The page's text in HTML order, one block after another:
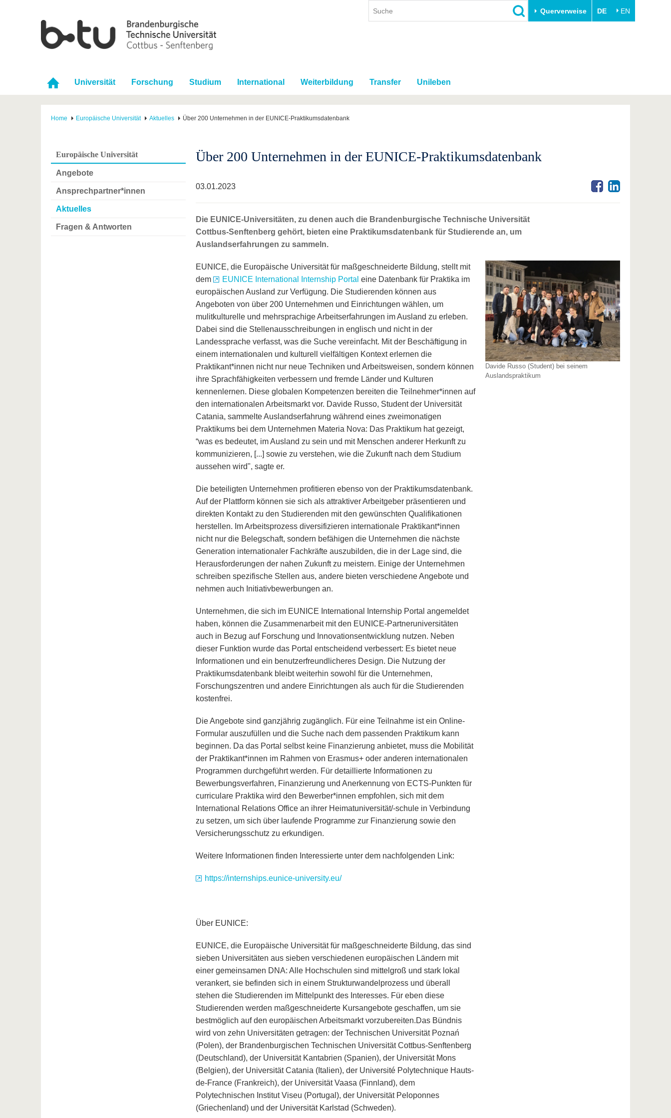
Querverweise DE EN
Universität Forschung Studium International Weiterbildung Transfer Unileben
Home Europäische Universität Aktuelles Über 200 Unternehmen in der EUNICE-Praktikumsdatenbank
Europäische Universität
Angebote
Ansprechpartner*innen
Aktuelles
Fragen & Antworten
Über 200 Unternehmen in der EUNICE-Praktikumsdatenbank
03.01.2023
Die EUNICE-Universitäten, zu denen auch die Brandenburgische Technische Universität
Cottbus-Senftenberg gehört, bieten eine Praktikumsdatenbank für Studierende an, um
Auslandserfahrungen zu sammeln.
EUNICE, die Europäische Universität für maßgeschneiderte Bildung, stellt mit
dem
EUNICE International Internship Portal eine Datenbank für Praktika im
europäischen Ausland zur Verfügung. Die Studierenden können aus
Angeboten von über 200 Unternehmen und Einrichtungen wählen, um
mulitkulturelle und mehrsprachige Arbeitserfahrungen im Ausland zu erleben.
Dabei sind die Stellenausschreibungen in englisch und nicht in der
Landessprache verfasst, was die Suche vereinfacht. Mit der Beschäftigung in
einem internationalen und kulturell vielfältigen Kontext erlernen die
Praktikant*innen nicht nur neue Techniken und Arbeitsweisen, sondern können
ihre Sprachfähigkeiten verbessern und fremde Länder und Kulturen
kennenlernen. Diese globalen Kompetenzen bereiten die Teilnehmer*innen auf
den internationalen Arbeitsmarkt vor. Davide Russo, Student der Universität
Catania, sammelte Auslandserfahrung während eines zweimonatigen
Praktikums bei dem Unternehmen Materia Nova: Das Praktikum hat gezeigt,
“was es bedeutet, im Ausland zu sein und mit Menschen anderer Herkunft zu
kommunizieren, [...] sowie zu verstehen, wie die Zukunft nach dem Studium
aussehen wird", sagte er.
Die beteiligten Unternehmen profitieren ebenso von der Praktikumsdatenbank.
Auf der Plattform können sie sich als attraktiver Arbeitgeber präsentieren und
direkten Kontakt zu den Studierenden mit den gewünschten Qualifikationen
herstellen. Im Arbeitsprozess diversifizieren internationale Praktikant*innen
nicht nur die Belegschaft, sondern befähigen die Unternehmen die nächste
Generation internationaler Fachkräfte auszubilden, die in der Lage sind, die
Herausforderungen der nahen Zukunft zu meistern. Einige der Unternehmen
schreiben spezifische Stellen aus, andere bieten verschiedene Angebote und
nehmen auch Initiativbewerbungen an.
Unternehmen, die sich im EUNICE International Internship Portal angemeldet
haben, können die Zusammenarbeit mit den EUNICE-Partneruniversitäten
auch in Bezug auf Forschung und Innovationsentwicklung nutzen. Neben
dieser Funktion wurde das Portal entscheidend verbessert: Es bietet neue
Informationen und ein benutzerfreundlicheres Design. Die Nutzung der
Praktikumsdatenbank bleibt weiterhin sowohl für die Unternehmen,
Forschungszentren und andere Einrichtungen als auch für die Studierenden
kostenfrei.
Die Angebote sind ganzjährig zugänglich. Für eine Teilnahme ist ein Online-
Formular auszufüllen und die Suche nach dem passenden Praktikum kann
beginnen. Da das Portal selbst keine Finanzierung anbietet, muss die Mobilität
der Praktikant*innen im Rahmen von Erasmus+ oder anderen internationalen
Programmen durchgeführt werden. Für detaillierte Informationen zu
Bewerbungsverfahren, Finanzierung und Anerkennung von ECTS-Punkten für
curriculare Praktika wird den Bewerber*innen empfohlen, sich mit dem
International Relations Office an ihrer Heimatuniversität/-schule in Verbindung
zu setzen, um sich über laufende Programme zur Finanzierung sowie den
Versicherungsschutz zu erkundigen.
Weitere Informationen finden Interessierte unter dem nachfolgenden Link:
https://internships.eunice-university.eu/
Über EUNICE:
EUNICE, die Europäische Universität für maßgeschneiderte Bildung, das sind
sieben Universitäten aus sieben verschiedenen europäischen Ländern mit
einer gemeinsamen DNA: Alle Hochschulen sind mittelgroß und stark lokal
verankert, sie befinden sich in einem Strukturwandelprozess und überall
stehen die Studierenden im Mittelpunkt des Interesses. Für eben diese
Studierenden werden maßgeschneiderte Kursangebote geschaffen, um sie
bestmöglich auf den europäischen Arbeitsmarkt vorzubereiten.Das Bündnis
wird von zehn Universitäten getragen: der Technischen Universität Poznań
(Polen), der Brandenburgischen Technischen Universität Cottbus-Senftenberg
(Deutschland), der Universität Kantabrien (Spanien), der Universität Mons
(Belgien), der Universität Catania (Italien), der Université Polytechnique Hauts-
de-France (Frankreich), der Universität Vaasa (Finnland), dem
Polytechnischen Institut Viseu (Portugal), der Universität Peloponnes
(Griechenland) und der Universität Karlstad (Schweden).
Davide Russo (Student) bei seinem
Auslandspraktikum